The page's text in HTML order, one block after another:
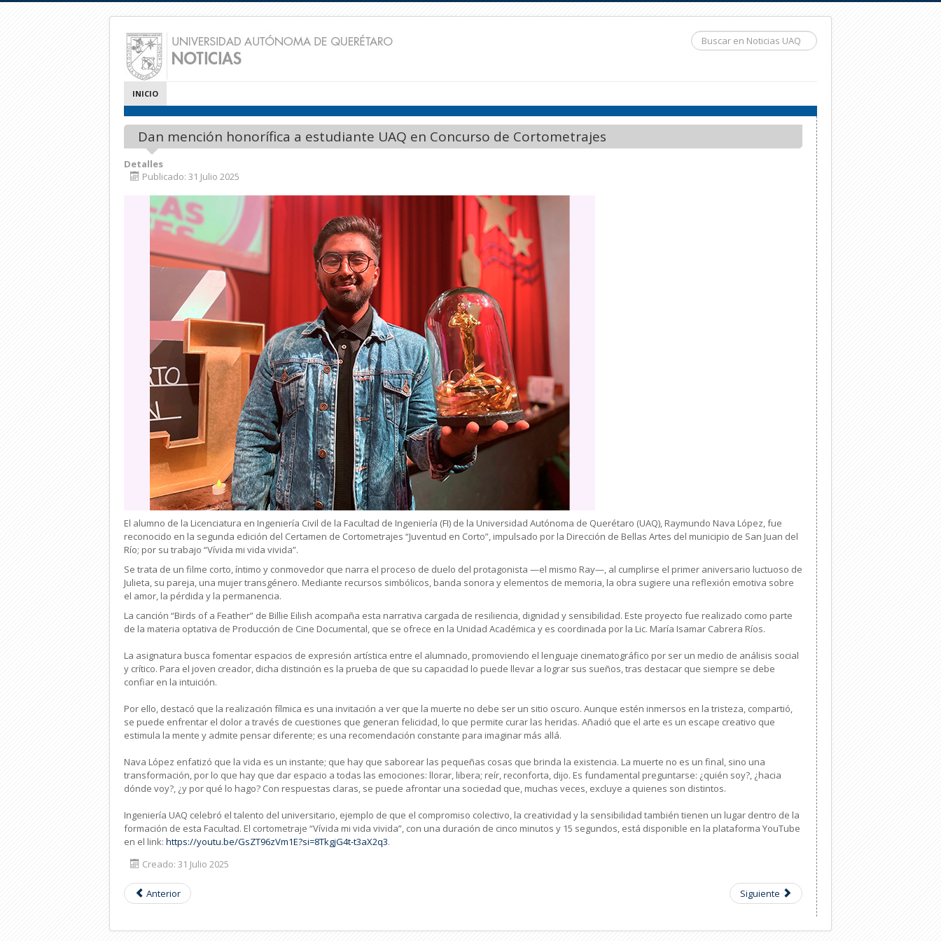
Buscar...
INICIO
Dan mención honorífica a estudiante UAQ en Concurso de Cortometrajes
Detalles
Publicado: 31 Julio 2025
El alumno de la Licenciatura en Ingeniería Civil de la Facultad de Ingeniería (FI) de la Universidad Autónoma de Querétaro (UAQ), Raymundo Nava López, fue
reconocido en la segunda edición del Certamen de Cortometrajes “Juventud en Corto”, impulsado por la Dirección de Bellas Artes del municipio de San Juan del
Río; por su trabajo “Vívida mi vida vivida”.
Se trata de un filme corto, íntimo y conmovedor que narra el proceso de duelo del protagonista —el mismo Ray—, al cumplirse el primer aniversario luctuoso de
Julieta, su pareja, una mujer transgénero. Mediante recursos simbólicos, banda sonora y elementos de memoria, la obra sugiere una reflexión emotiva sobre
el amor, la pérdida y la permanencia.
La canción “Birds of a Feather” de Billie Eilish acompaña esta narrativa cargada de resiliencia, dignidad y sensibilidad. Este proyecto fue realizado como parte
de la materia optativa de Producción de Cine Documental, que se ofrece en la Unidad Académica y es coordinada por la Lic. María Isamar Cabrera Ríos.
La asignatura busca fomentar espacios de expresión artística entre el alumnado, promoviendo el lenguaje cinematográfico por ser un medio de análisis social
y crítico. Para el joven creador, dicha distinción es la prueba de que su capacidad lo puede llevar a lograr sus sueños, tras destacar que siempre se debe
confiar en la intuición.
Por ello, destacó que la realización fílmica es una invitación a ver que la muerte no debe ser un sitio oscuro. Aunque estén inmersos en la tristeza, compartió,
se puede enfrentar el dolor a través de cuestiones que generan felicidad, lo que permite curar las heridas. Añadió que el arte es un escape creativo que
estimula la mente y admite pensar diferente; es una recomendación constante para imaginar más allá.
Nava López enfatizó que la vida es un instante; que hay que saborear las pequeñas cosas que brinda la existencia. La muerte no es un final, sino una
transformación, por lo que hay que dar espacio a todas las emociones: llorar, libera; reír, reconforta, dijo. Es fundamental preguntarse: ¿quién soy?, ¿hacia
dónde voy?, ¿y por qué lo hago? Con respuestas claras, se puede afrontar una sociedad que, muchas veces, excluye a quienes son distintos.
Ingeniería UAQ celebró el talento del universitario, ejemplo de que el compromiso colectivo, la creatividad y la sensibilidad también tienen un lugar dentro de la
formación de esta Facultad. El cortometraje “Vívida mi vida vivida”, con una duración de cinco minutos y 15 segundos, está disponible en la plataforma YouTube
en el link: https://youtu.be/GsZT96zVm1E?si=8TkgjG4t-t3aX2q3.
Creado: 31 Julio 2025
Anterior Siguiente